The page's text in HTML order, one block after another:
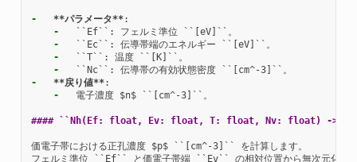
- **パラメータ**
-
-
-
-
-
**戻り値**
-
  電子濃度 $n$ ``[cm^-3]``。
#### ``Nh(Ef: float, Ev: float, T: float, Nv: float) ->
価電子帯における正孔濃度 $p$ ``[cm^-3]`` を計算します。
フェルミ準位 ``Ef`` と価電子帯端 ``Ev`` の相対位置から無次元化され